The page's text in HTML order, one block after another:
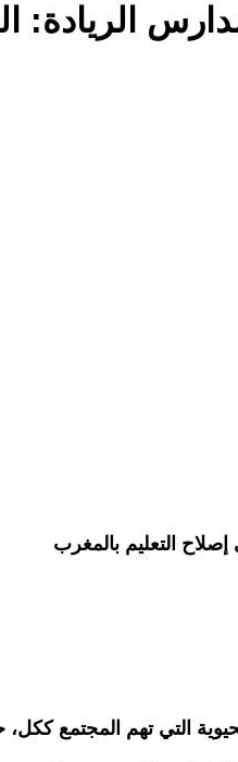
الريادة:
التعليم بالمغرب
التي تهم المجتمع